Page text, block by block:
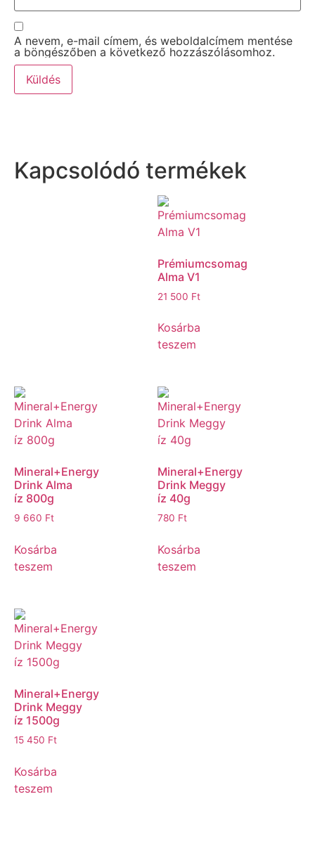
A nevem, e-mail címem, és weboldalcímem mentése
a böngészőben a következő hozzászólásomhoz.
Kapcsolódó termékek
Prémiumcsomag
Alma V1
21 500 Ft
Kosárba
teszem
Mineral+Energy
Drink Alma
íz 800g
9 660 Ft
Kosárba
teszem
Mineral+Energy
Drink Meggy
íz 40g
780 Ft
Kosárba
teszem
Mineral+Energy
Drink Meggy
íz 1500g
15 450 Ft
Kosárba
teszem